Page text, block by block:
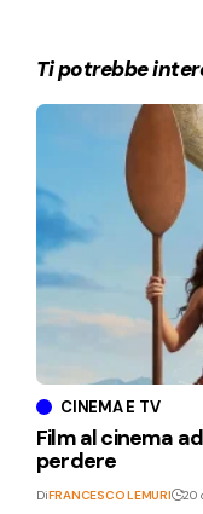
Ti potrebbe
CINEMA E TV
Film al cinema
perdere
DiFRANCESCO LEMURI 20